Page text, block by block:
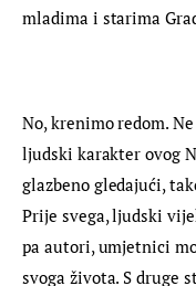
mladima i starima
No, krenimo redom.
ljudski karakter ovog
glazbeno gledajući,
Prije svega, ljudski
pa autori, umjetnici
svoga života. S druge